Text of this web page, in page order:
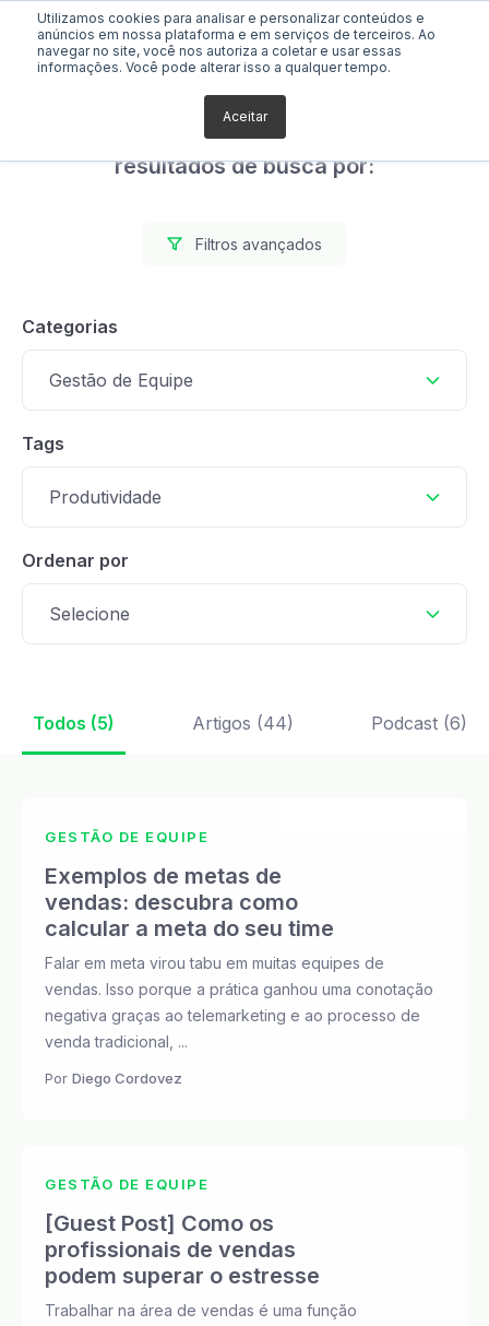
Utilizamos cookies para analisar e personalizar conteúdos e
anúncios em nossa plataforma e em serviços de terceiros. Ao
navegar no site, você nos autoriza a coletar e usar essas
informações. Você pode alterar isso a qualquer tempo.
Aceitar
Foram encontrados 5
resultados de busca por:
Filtros avançados
Categorias
Gestão de Equipe
Tags
Produtividade
Ordenar por
Selecione
Todos (5) Artigos (44) Podcast (6)
GESTÃO DE EQUIPE
Exemplos de metas de
vendas: descubra como
calcular a meta do seu time
Falar em meta virou tabu em muitas equipes de
vendas. Isso porque a prática ganhou uma conotação
negativa graças ao telemarketing e ao processo de
venda tradicional, ...
Por Diego Cordovez
GESTÃO DE EQUIPE
[Guest Post] Como os
profissionais de vendas
podem superar o estresse
Trabalhar na área de vendas é uma função